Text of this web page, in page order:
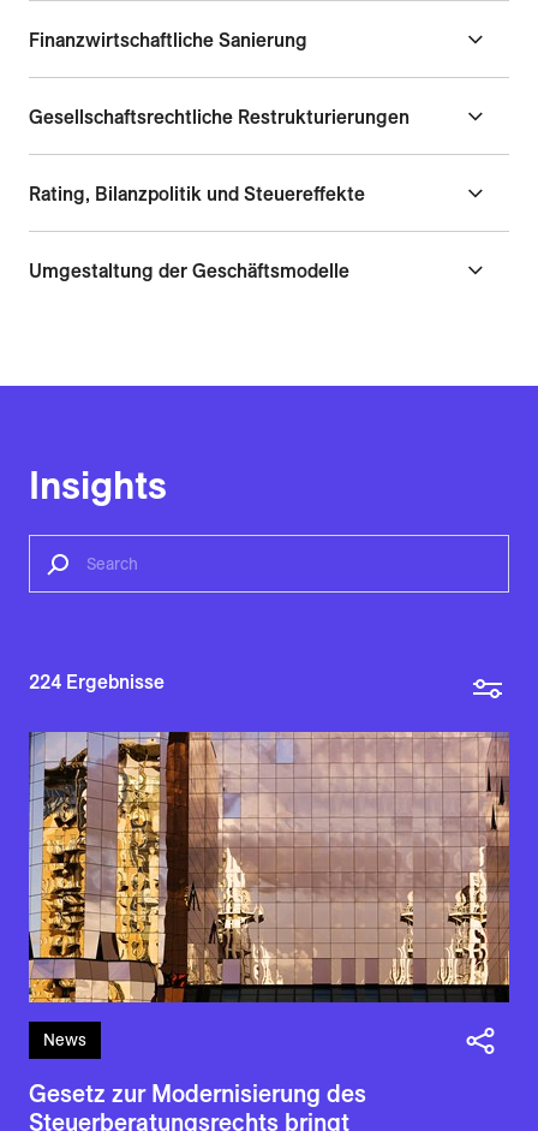
Finanzwirtschaftliche Sanierung
Gesellschaftsrechtliche Restrukturierungen
Rating, Bilanzpolitik und Steuereffekte
Umgestaltung der Geschäftsmodelle
Insights
224 Ergebnisse
News
Gesetz zur Modernisierung des
Steuerberatungsrechts bringt